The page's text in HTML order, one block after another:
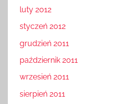
luty 2012
styczeń 2012
grudzień 2011
październik 2011
wrzesień 2011
sierpień 2011